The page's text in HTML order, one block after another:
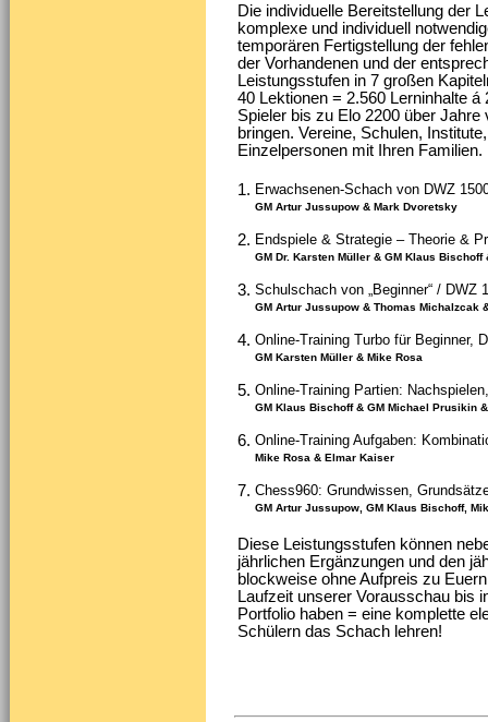
Die individuelle Bereitstellung der
komplexe und individuell
temporären Fertigstellung der
der Vorhandenen und der
Leistungsstufen in 7 großen
40 Lektionen = 2.560 Lerninhalte
Spieler bis zu Elo 2200 über
bringen. Vereine, Schulen,
Einzelpersonen mit Ihren
1. Erwachsenen-Schach von DWZ
GM Artur Jussupow & Mark Dvoretsky
2. Endspiele & Strategie – Theorie &
GM Dr. Karsten Müller & GM Klaus Bischoff
3. Schulschach von „Beginner“ / DWZ
GM Artur Jussupow & Thomas Michalzcak
4. Online-Training Turbo für Beginner,
GM Karsten Müller & Mike Rosa
5. Online-Training Partien:
GM Klaus Bischoff & GM Michael Prusikin
6. Online-Training Aufgaben:
Mike Rosa & Elmar Kaiser
7. Chess960: Grundwissen,
GM Artur Jussupow, GM Klaus Bischoff,
Diese Leistungsstufen können
jährlichen Ergänzungen und den
blockweise ohne Aufpreis zu
Laufzeit unserer Vorausschau bis
Portfolio haben = eine komplette
Schülern das Schach lehren!